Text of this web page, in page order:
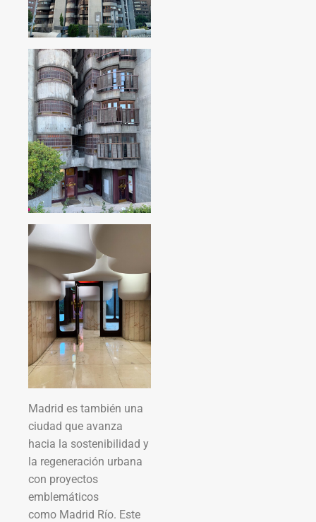
Madrid es también una
ciudad que avanza
hacia la sostenibilidad y
la regeneración urbana
con proyectos
emblemáticos
como Madrid Río. Este